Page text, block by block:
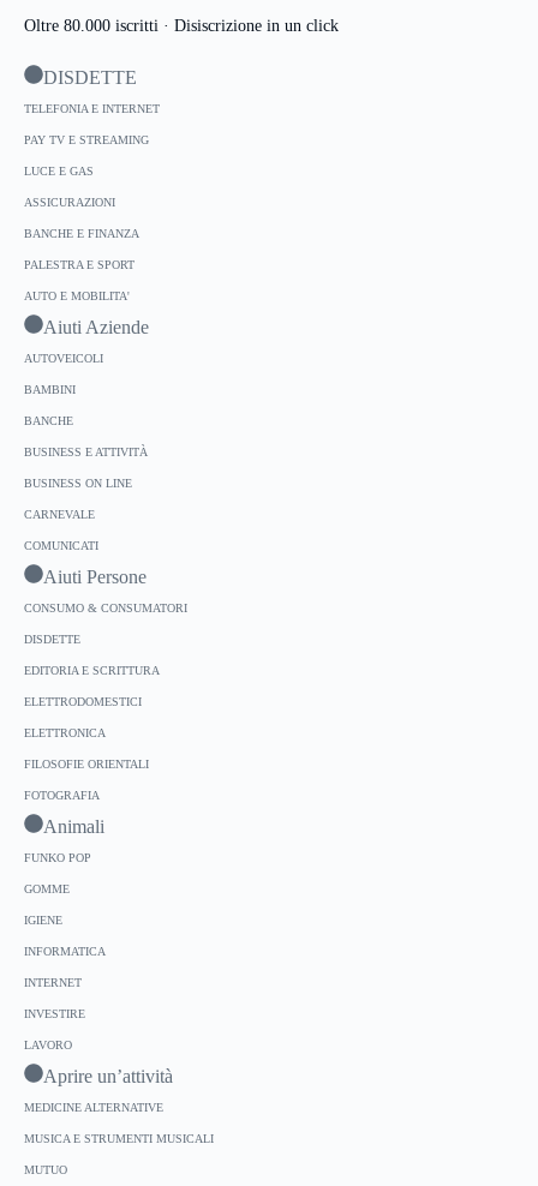
Oltre 80.000 iscritti · Disiscrizione in un click
DISDETTE
TELEFONIA E INTERNET
PAY TV E STREAMING
LUCE E GAS
ASSICURAZIONI
BANCHE E FINANZA
PALESTRA E SPORT
AUTO E MOBILITA'
Aiuti Aziende
AUTOVEICOLI
BAMBINI
BANCHE
BUSINESS E ATTIVITÀ
BUSINESS ON LINE
CARNEVALE
COMUNICATI
Aiuti Persone
CONSUMO & CONSUMATORI
DISDETTE
EDITORIA E SCRITTURA
ELETTRODOMESTICI
ELETTRONICA
FILOSOFIE ORIENTALI
FOTOGRAFIA
Animali
FUNKO POP
GOMME
IGIENE
INFORMATICA
INTERNET
INVESTIRE
LAVORO
Aprire un’attività
MEDICINE ALTERNATIVE
MUSICA E STRUMENTI MUSICALI
MUTUO